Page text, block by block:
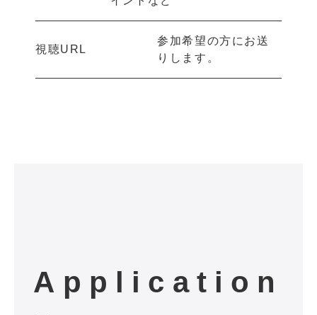
視聴URL
参加希望の方にお送
りします。
Application